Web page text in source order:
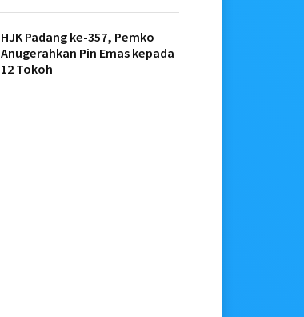
HJK Padang ke-357, Pemko
Anugerahkan Pin Emas kepada
12 Tokoh